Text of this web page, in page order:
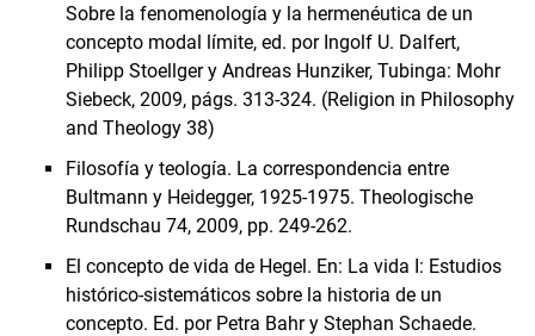
Sobre la fenomenología y la hermenéutica de un
concepto modal límite, ed. por Ingolf U. Dalfert,
Philipp Stoellger y Andreas Hunziker, Tubinga: Mohr
Siebeck, 2009, págs. 313-324. (Religion in Philosophy
and Theology 38)
Filosofía y teología. La correspondencia entre
Bultmann y Heidegger, 1925-1975. Theologische
Rundschau 74, 2009, pp. 249-262.
El concepto de vida de Hegel. En: La vida I: Estudios
histórico-sistemáticos sobre la historia de un
concepto. Ed. por Petra Bahr y Stephan Schaede.